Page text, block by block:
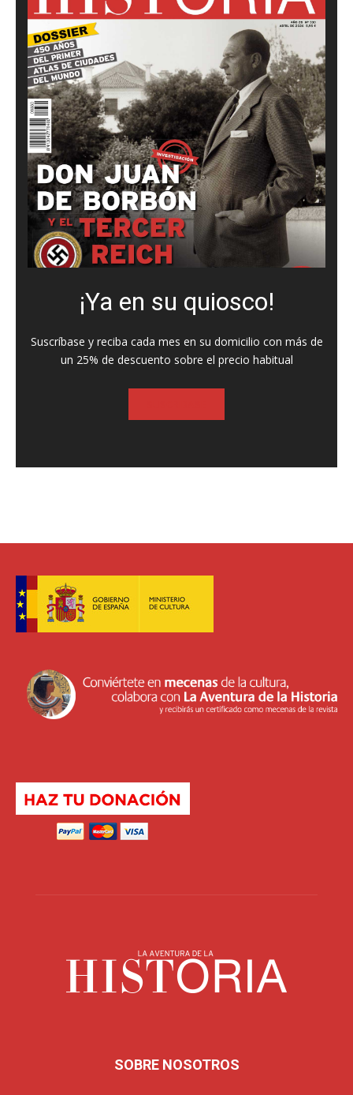
¡Ya en su quiosco!
Suscríbase y reciba cada mes en su domicilio con más de
un 25% de descuento sobre el precio habitual
SOBRE NOSOTROS